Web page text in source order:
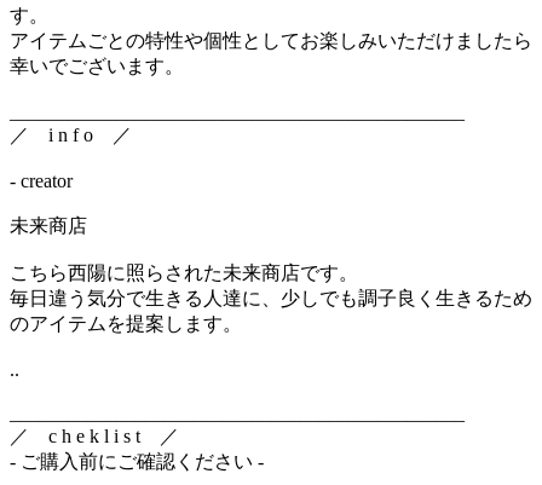
す。
アイテムごとの特性や個性としてお楽しみいただけましたら
幸いでございます。
／ i n f o ／
- creator
未来商店
こちら西陽に照らされた未来商店です。
毎日違う気分で生きる人達に、少しでも調子良く生きるため
のアイテムを提案します。
..
／ c h e k l i s t ／
- ご購入前にご確認ください -